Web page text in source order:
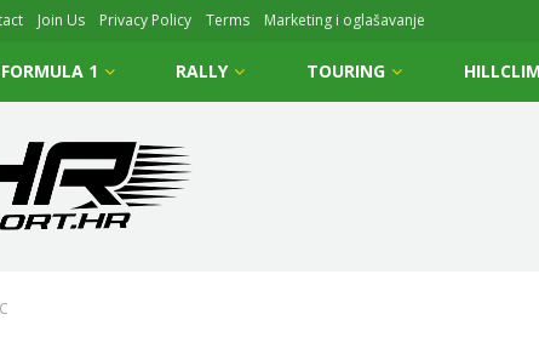
Join Us Privacy Policy Terms Marketing i oglašavanje
FORMULA 1 RALLY TOURING